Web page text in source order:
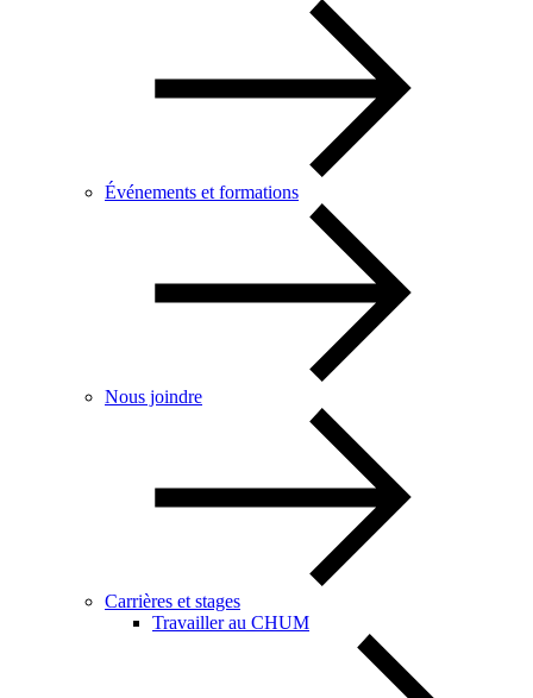
Événements et formations
Nous joindre
Carrières et stages
Travailler au CHUM